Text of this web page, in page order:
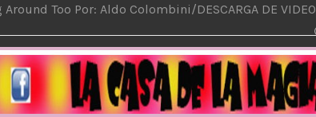
Around Too Por: Aldo Colombini/DESCARGA DE VIDEO